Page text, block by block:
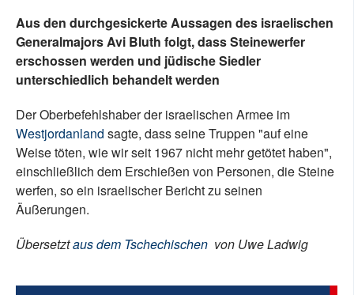
Aus den durchgesickerte Aussagen des israelischen
Generalmajors Avi Bluth folgt, dass Steinewerfer
erschossen werden und jüdische Siedler
unterschiedlich behandelt werden
Der Oberbefehlshaber der israelischen Armee im
Westjordanland sagte, dass seine Truppen "auf eine
Weise töten, wie wir seit 1967 nicht mehr getötet haben",
einschließlich dem Erschießen von Personen, die Steine
werfen, so ein israelischer Bericht zu seinen
Äußerungen.
Übersetztaus dem Tschechischen von Uwe Ladwig